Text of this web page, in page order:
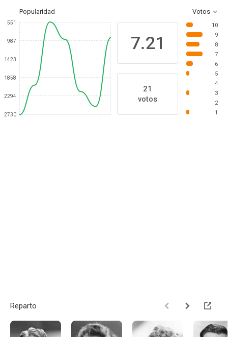
Popularidad Votos
551
987
1423
1858
2294
2730
7.21
21
votos
10
9
8
7
6
5
4
3
2
1
Reparto